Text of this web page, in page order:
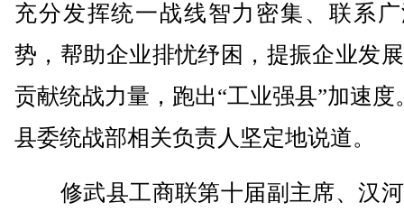
充分发挥统一战线智力密集、联系
势，帮助企业排忧纾困，提振企业发
贡献统战力量，跑出“工业强县”加速度
县委统战部相关负责人坚定地说道。
修武县工商联第十届副主席、汉